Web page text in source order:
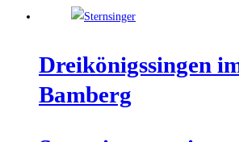
Drei­kö­nigs­sin­gen
Bamberg